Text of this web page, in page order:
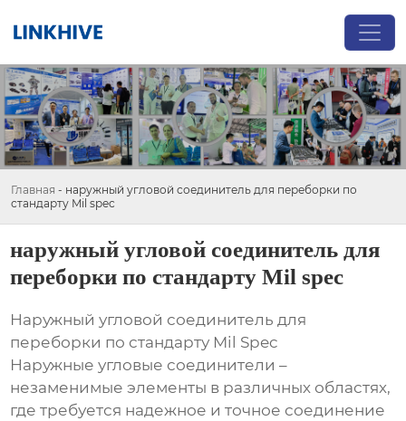
Главная - наружный угловой соединитель для переборки по
стандарту Mil spec
наружный угловой соединитель для
переборки по стандарту Mil spec
Наружный угловой соединитель для
переборки по стандарту Mil Spec
Наружные угловые соединители –
незаменимые элементы в различных областях,
где требуется надежное и точное соединение